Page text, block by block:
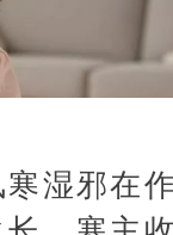
湿邪在作